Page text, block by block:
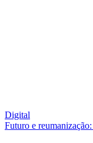
Digital
Futuro e